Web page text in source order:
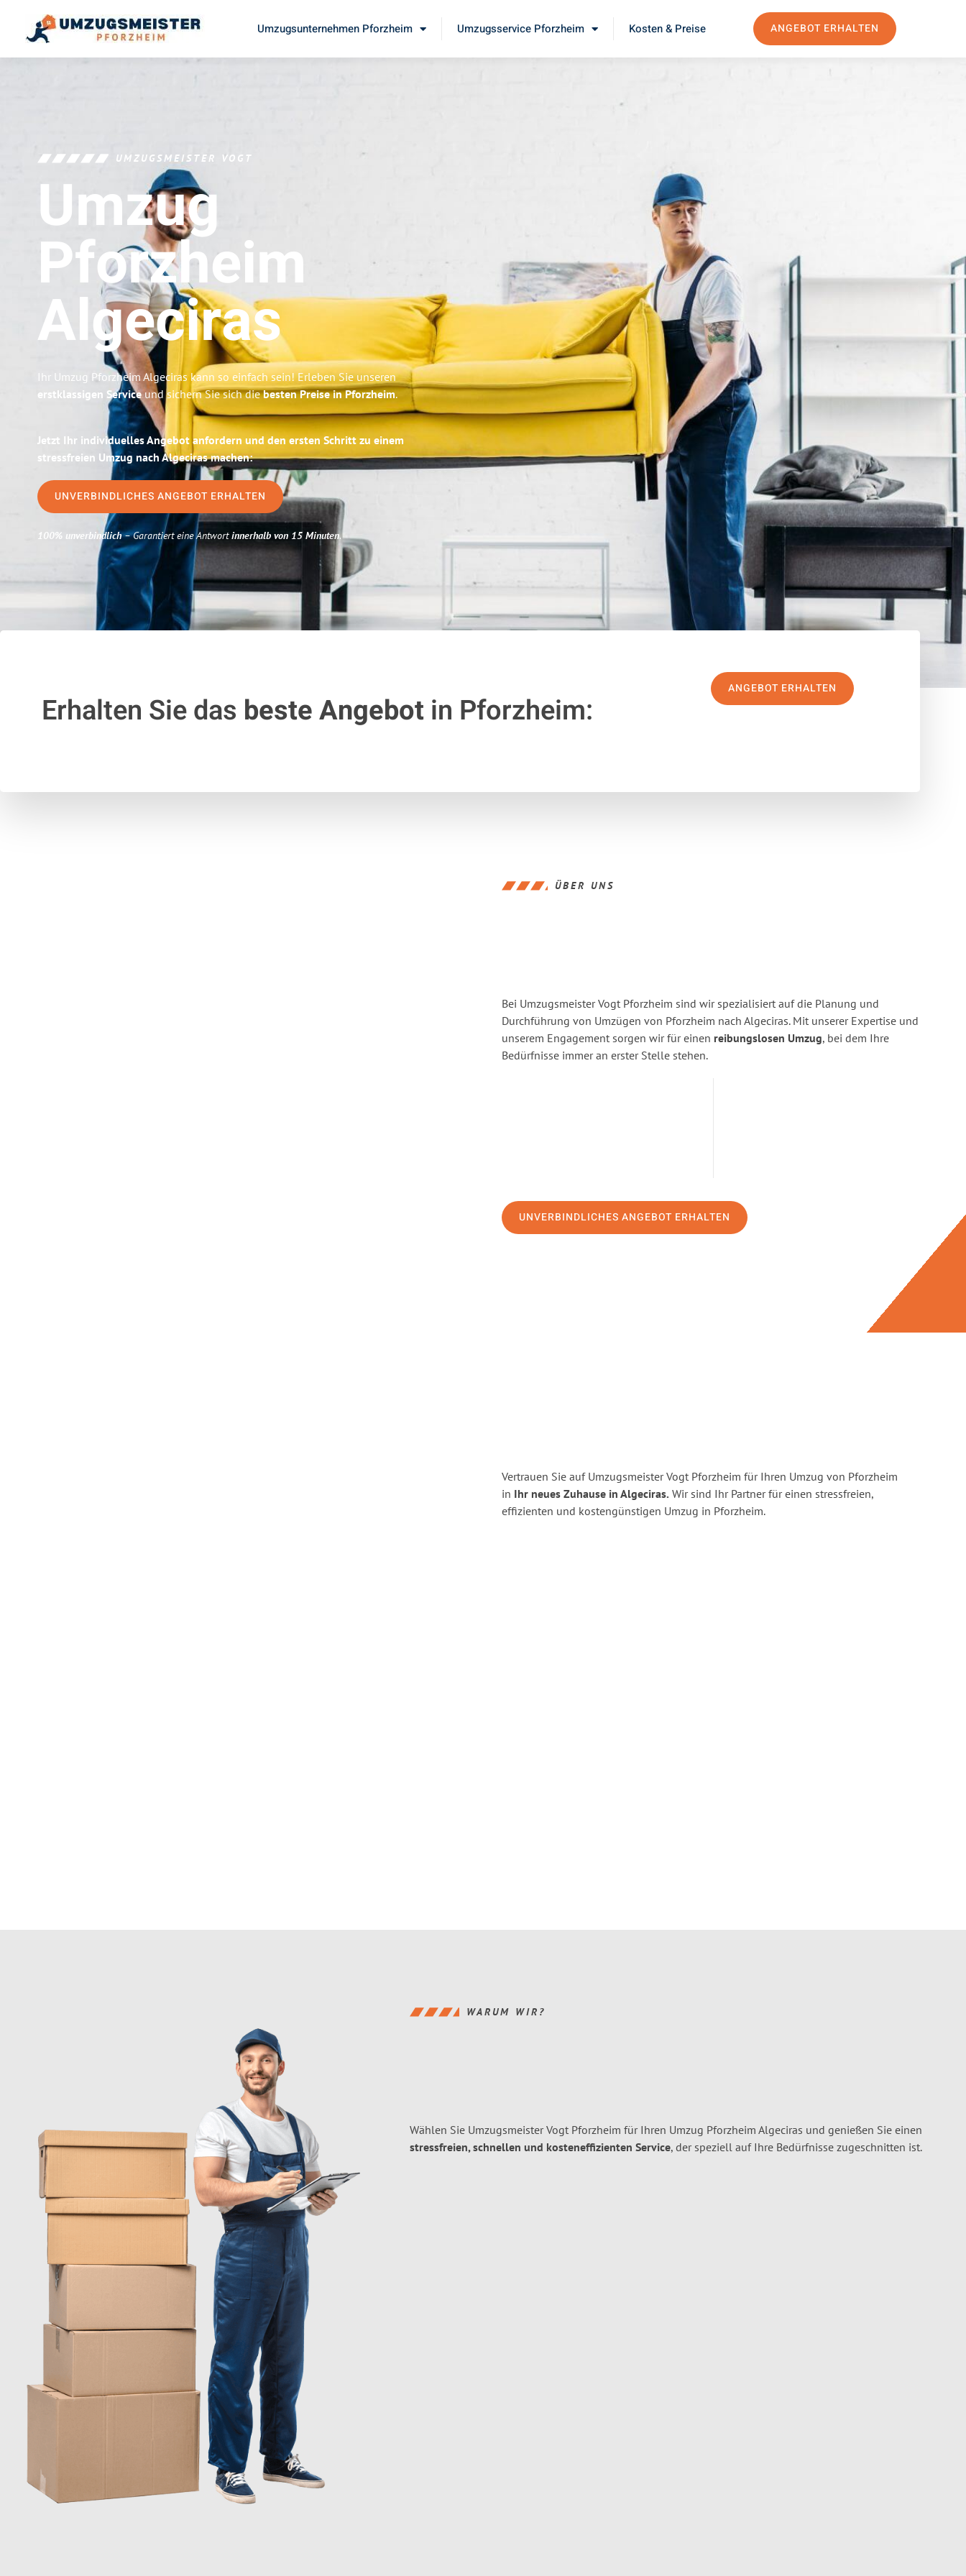
Umzugsunternehmen Pforzheim Umzugsservice Pforzheim Kosten & Preise ANGEBOT ERHALTEN
UMZUGSMEISTER VOGT
Umzug
Pforzheim
Algeciras
Ihr Umzug Pforzheim Algeciras kann so einfach sein! Erleben Sie unseren
erstklassigen Serviceund sichern Sie sich diebesten Preise in Pforzheim.
Jetzt Ihr individuelles Angebot anfordern und den ersten Schritt zu einem
stressfreien Umzug nach Algeciras machen:
UNVERBINDLICHES ANGEBOT ERHALTEN
100% unverbindlich– Garantiert eine Antwortinnerhalb von 15 Minuten.
Erhalten Sie das beste Angebotin Pforzheim:
ANGEBOT ERHALTEN
ÜBER UNS
Bei Umzugsmeister Vogt Pforzheim sind wir spezialisiert auf die Planung und
Durchführung von Umzügen von Pforzheim nach Algeciras. Mit unserer Expertise und
unserem Engagement sorgen wir für einen reibungslosen Umzug, bei dem Ihre
Bedürfnisse immer an erster Stelle stehen.
UNVERBINDLICHES ANGEBOT ERHALTEN
Vertrauen Sie auf Umzugsmeister Vogt Pforzheim für Ihren Umzug von Pforzheim
in Ihr neues Zuhause in Algeciras. Wir sind Ihr Partner für einen stressfreien,
effizienten und kostengünstigen Umzug in Pforzheim.
WARUM WIR?
Wählen Sie Umzugsmeister Vogt Pforzheim für Ihren Umzug Pforzheim Algeciras und genießen Sie einen
stressfreien, schnellen und kosteneffizienten Service, der speziell auf Ihre Bedürfnisse zugeschnitten ist.